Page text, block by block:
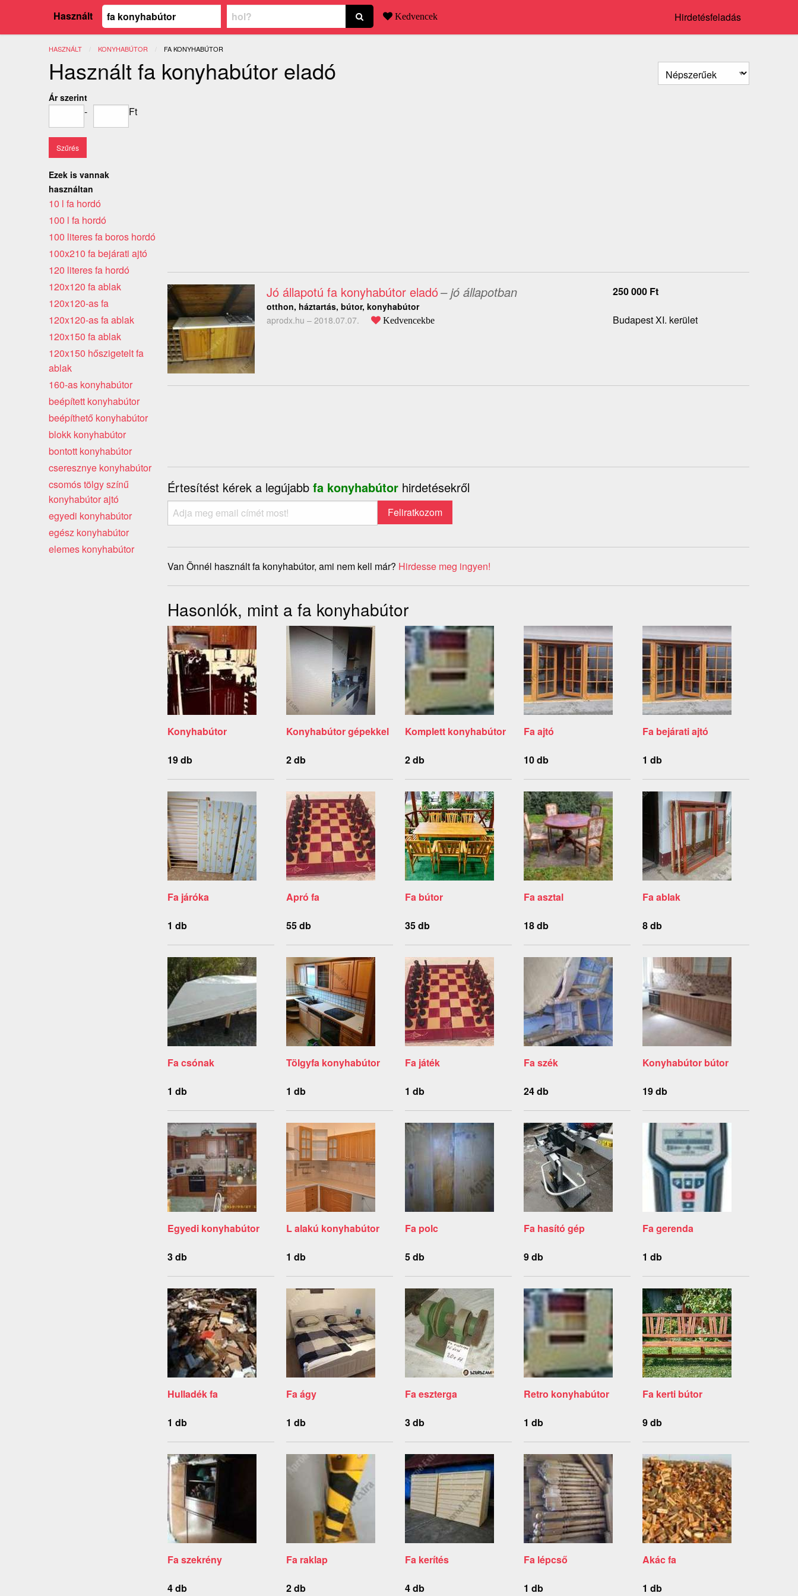
Használt Kedvencek Hirdetésfeladás
HASZNÁLT KONYHABÚTOR JELENLEGI:
FA KONYHABÚTOR
Használt fa konyhabútor eladó
Jó állapotú fa konyhabútor eladó– jó állapotban
otthon, háztartás, bútor, konyhabútor
aprodx.hu – 2018.07.07. Kedvencekbe
250 000 Ft
Budapest XI. kerület
Értesítést kérek a legújabb fa konyhabútor hirdetésekről
Van Önnél használt fa konyhabútor, ami nem kell már? Hirdesse meg ingyen!
Hasonlók, mint a fa konyhabútor
Konyhabútor
19 db
Konyhabútor gépekkel
2 db
Komplett konyhabútor
2 db
Fa ajtó
10 db
Fa bejárati ajtó
1 db
Fa járóka
1 db
Apró fa
55 db
Fa bútor
35 db
Fa asztal
18 db
Fa ablak
8 db
Fa csónak
1 db
Tölgyfa konyhabútor
1 db
Fa játék
1 db
Fa szék
24 db
Konyhabútor bútor
19 db
Egyedi konyhabútor
3 db
L alakú konyhabútor
1 db
Fa polc
5 db
Fa hasító gép
9 db
Fa gerenda
1 db
Hulladék fa
1 db
Fa ágy
1 db
Fa eszterga
3 db
Retro konyhabútor
1 db
Fa kerti bútor
9 db
Fa szekrény
4 db
Fa raklap
2 db
Fa kerítés
4 db
Fa lépcső
1 db
Akác fa
1 db
Ár szerint
- Ft
Ezek is vannak
használtan
10 l fa hordó
100 l fa hordó
100 literes fa boros hordó
100x210 fa bejárati ajtó
120 literes fa hordó
120x120 fa ablak
120x120-as fa
120x120-as fa ablak
120x150 fa ablak
120x150 hőszigetelt fa
ablak
160-as konyhabútor
beépített konyhabútor
beépíthető konyhabútor
blokk konyhabútor
bontott konyhabútor
cseresznye konyhabútor
csomós tölgy színű
konyhabútor ajtó
egyedi konyhabútor
egész konyhabútor
elemes konyhabútor